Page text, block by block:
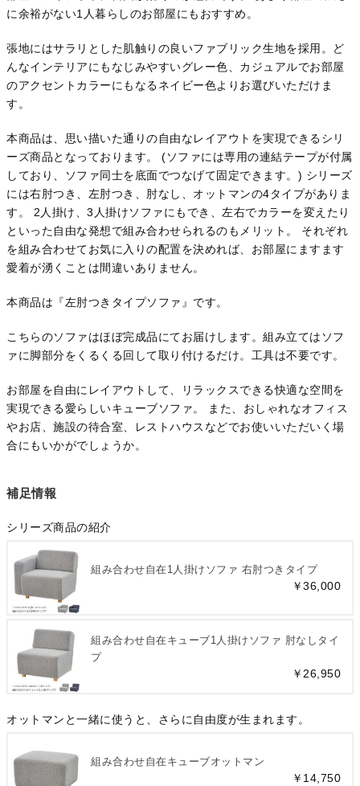
に余裕がない1人暮らしのお部屋にもおすすめ。
張地にはサラリとした肌触りの良いファブリック生地を採用。ど
んなインテリアにもなじみやすいグレー色、カジュアルでお部屋
のアクセントカラーにもなるネイビー色よりお選びいただけま
す。
本商品は、思い描いた通りの自由なレイアウトを実現できるシリ
ーズ商品となっております。 (ソファには専用の連結テープが付属
しており、ソファ同士を底面でつなげて固定できます。) シリーズ
には右肘つき、左肘つき、肘なし、オットマンの4タイプがありま
す。 2人掛け、3人掛けソファにもでき、左右でカラーを変えたり
といった自由な発想で組み合わせられるのもメリット。 それぞれ
を組み合わせてお気に入りの配置を決めれば、お部屋にますます
愛着が湧くことは間違いありません。
本商品は『左肘つきタイプソファ』です。
こちらのソファはほぼ完成品にてお届けします。組み立てはソフ
ァに脚部分をくるくる回して取り付けるだけ。工具は不要です。
お部屋を自由にレイアウトして、リラックスできる快適な空間を
実現できる愛らしいキューブソファ。 また、おしゃれなオフィス
やお店、施設の待合室、レストハウスなどでお使いいただいく場
合にもいかがでしょうか。
補足情報
シリーズ商品の紹介
組み合わせ自在1人掛けソファ 右肘つきタイプ
￥36,000
組み合わせ自在キューブ1人掛けソファ 肘なしタイ
プ
￥26,950
オットマンと一緒に使うと、さらに自由度が生まれます。
組み合わせ自在キューブオットマン
￥14,750